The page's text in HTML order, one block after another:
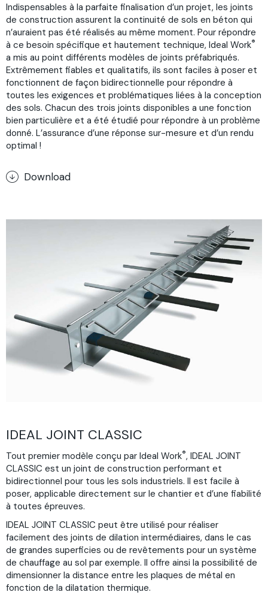
Indispensables à la parfaite finalisation d’un projet, les joints
de construction assurent la continuité de sols en béton qui
n’auraient pas été réalisés au même moment. Pour répondre
à ce besoin spécifique et hautement technique, Ideal Work®
a mis au point différents modèles de joints préfabriqués.
Extrêmement fiables et qualitatifs, ils sont faciles à poser et
fonctionnent de façon bidirectionnelle pour répondre à
toutes les exigences et problématiques liées à la conception
des sols. Chacun des trois joints disponibles a une fonction
bien particulière et a été étudié pour répondre à un problème
donné. L’assurance d’une réponse sur-mesure et d’un rendu
optimal !
Download
IDEAL JOINT CLASSIC
Tout premier modèle conçu par Ideal Work®, IDEAL JOINT
CLASSIC est un joint de construction performant et
bidirectionnel pour tous les sols industriels. Il est facile à
poser, applicable directement sur le chantier et d’une fiabilité
à toutes épreuves.
IDEAL JOINT CLASSIC peut être utilisé pour réaliser
facilement des joints de dilation intermédiaires, dans le cas
de grandes superficies ou de revêtements pour un système
de chauffage au sol par exemple. Il offre ainsi la possibilité de
dimensionner la distance entre les plaques de métal en
fonction de la dilatation thermique.